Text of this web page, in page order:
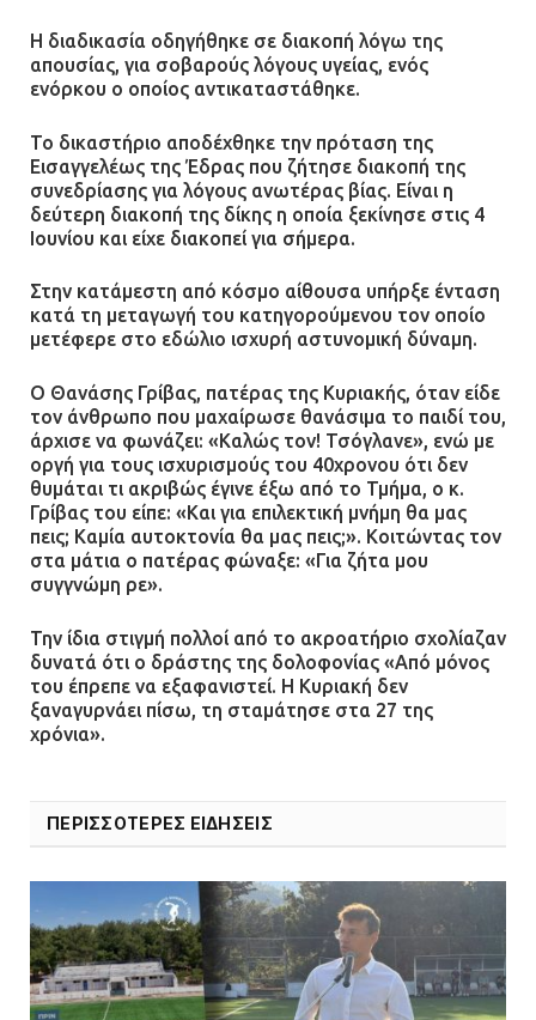
Η διαδικασία οδηγήθηκε σε διακοπή λόγω της
απουσίας, για σοβαρούς λόγους υγείας, ενός
ενόρκου ο οποίος αντικαταστάθηκε.
Το δικαστήριο αποδέχθηκε την πρόταση της
Εισαγγελέως της Έδρας που ζήτησε διακοπή της
συνεδρίασης για λόγους ανωτέρας βίας. Είναι η
δεύτερη διακοπή της δίκης η οποία ξεκίνησε στις 4
Ιουνίου και είχε διακοπεί για σήμερα.
Στην κατάμεστη από κόσμο αίθουσα υπήρξε ένταση
κατά τη μεταγωγή του κατηγορούμενου τον οποίο
μετέφερε στο εδώλιο ισχυρή αστυνομική δύναμη.
Ο Θανάσης Γρίβας, πατέρας της Κυριακής, όταν είδε
τον άνθρωπο που μαχαίρωσε θανάσιμα το παιδί του,
άρχισε να φωνάζει: «Καλώς τον! Τσόγλανε», ενώ με
οργή για τους ισχυρισμούς του 40χρονου ότι δεν
θυμάται τι ακριβώς έγινε έξω από το Τμήμα, ο κ.
Γρίβας του είπε: «Και για επιλεκτική μνήμη θα μας
πεις; Καμία αυτοκτονία θα μας πεις;». Κοιτώντας τον
στα μάτια ο πατέρας φώναξε: «Για ζήτα μου
συγγνώμη ρε».
Την ίδια στιγμή πολλοί από το ακροατήριο σχολίαζαν
δυνατά ότι ο δράστης της δολοφονίας «Από μόνος
του έπρεπε να εξαφανιστεί. Η Κυριακή δεν
ξαναγυρνάει πίσω, τη σταμάτησε στα 27 της
χρόνια».
ΠΕΡΙΣΣΟΤΕΡΕΣ ΕΙΔΗΣΕΙΣ